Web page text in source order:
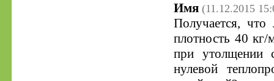
Имя (11.12.2015
Получается,
плотность 40
при утолщении
нулевой